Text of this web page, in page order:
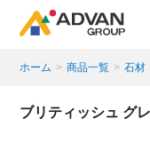
商品ページにある
ホーム > 商品一覧 > 石材
ブリティッシュ グ